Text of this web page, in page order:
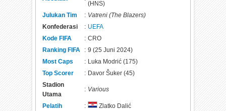
(HNS)
Julukan Tim
: Vatreni (The Blazers)
Konfederasi
: UEFA
Kode FIFA
: CRO
Ranking FIFA
: 9 (25 Juni 2024)
Most Caps
: Luka Modrić (175)
Top Scorer
: Davor Šuker (45)
Stadion
Utama
: Various
Pelatih : Zlatko Dalić